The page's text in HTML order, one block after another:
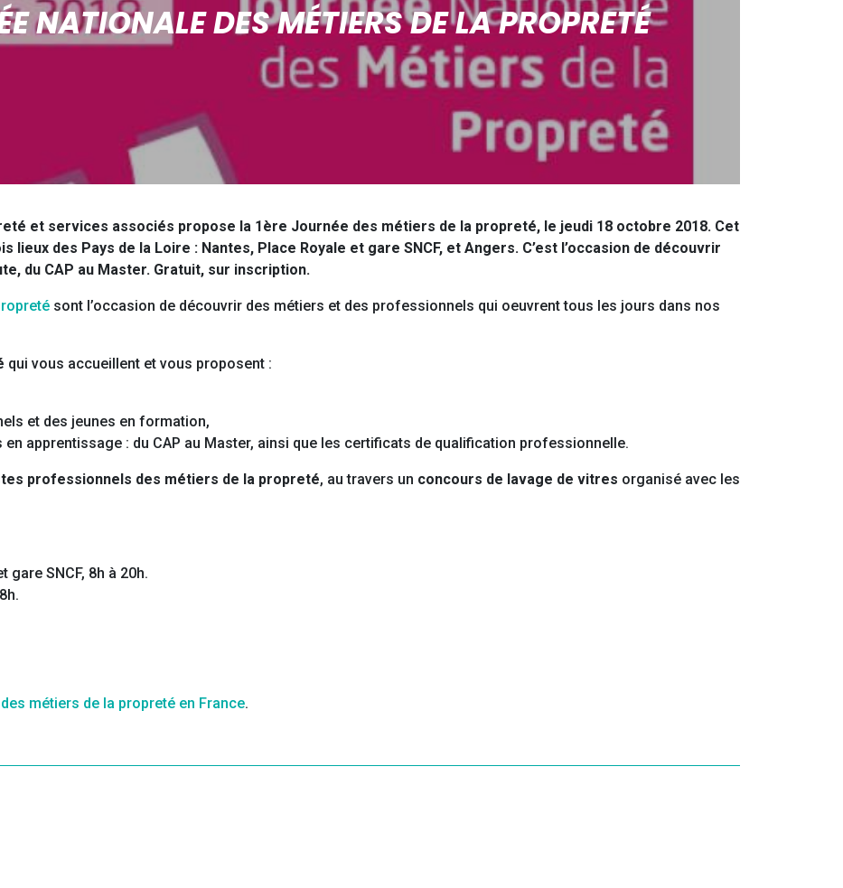
NATIONALE DES MÉTIERS DE LA PROPRETÉ
et services associés propose la 1ère Journée des métiers de la propreté, le jeudi 18 octobre 2018. Cet
des Pays de la Loire : Nantes, Place Royale et gare SNCF, et Angers. C’est l’occasion de découvrir
du CAP au Master. Gratuit, sur inscription.
sont l’occasion de découvrir des métiers et des professionnels qui oeuvrent tous les jours dans nos
qui vous accueillent et vous proposent :
et des jeunes en formation,
apprentissage : du CAP au Master, ainsi que les certificats de qualification professionnelle.
professionnels des métiers de la propreté, au travers un concours de lavage de vitres organisé avec les
gare SNCF, 8h à 20h.
métiers de la propreté en France.